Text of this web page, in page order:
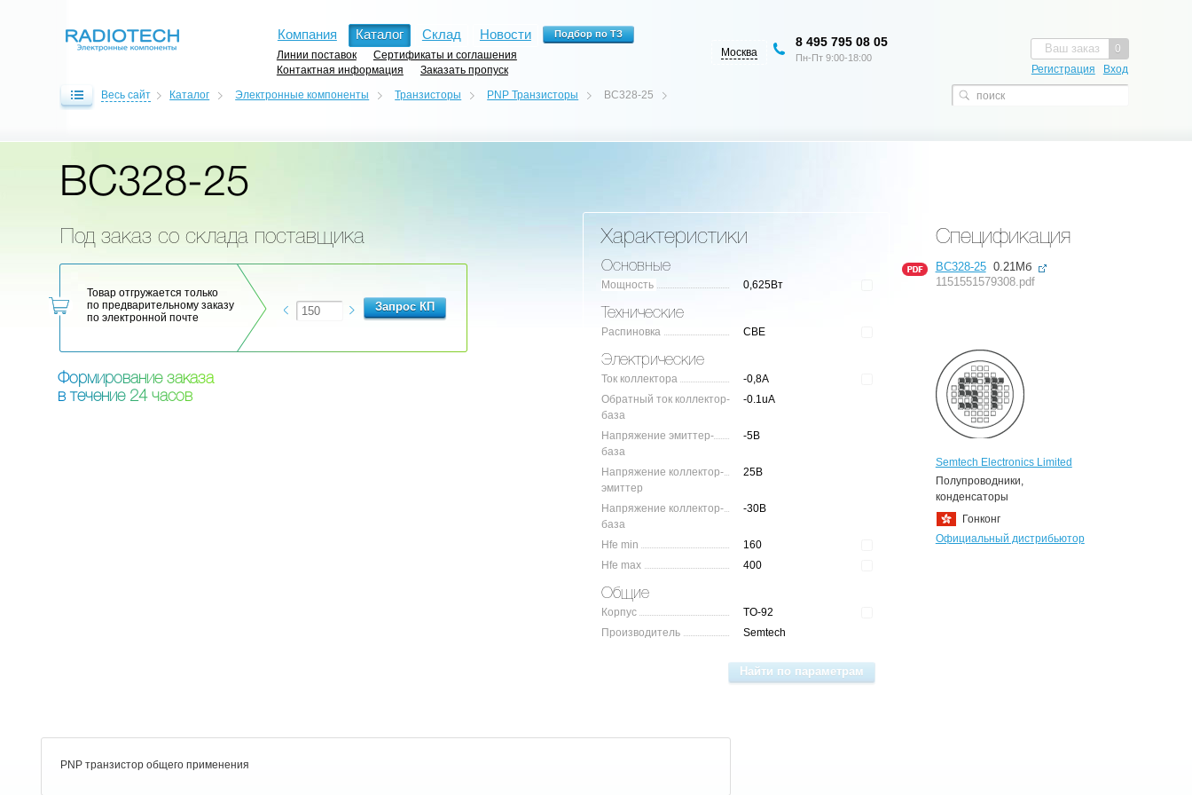
Компания Каталог Склад Новости
Линии поставок
Сертификаты и соглашения
Контактная информация
Заказать пропуск
0
Ваш заказ
Регистрация Вход
Москва
8 495 795 08 05
Пн-Пт 9:00-18:00
Весь сайт Каталог Электронные компоненты Транзисторы PNP Транзисторы BC328-25
BC328-25
Под заказ со склада поставщика
Товар отгружается только
по предварительному заказу
по электронной почте
Формирование заказа
в течение 24 часов
Характеристики
Основные
Мощность 0,625Вт
Технические
Распиновка CBE
Электрические
Ток коллектора
-0,8А
Обратный ток коллектор-
база
-0.1uA
Напряжение эмиттер-
база
-5В
Напряжение коллектор-
эмиттер
25В
Напряжение коллектор-
база
-30В
Hfe min
160
Hfe max
400
Общие
Корпус
TO-92
Производитель
Semtech
Спецификация
BC328-25 0.21Мб
1151551579308.pdf
Semtech Electronics Limited
Полупроводники,
конденсаторы
Гонконг
Официальный дистрибьютор
PNP транзистор общего применения